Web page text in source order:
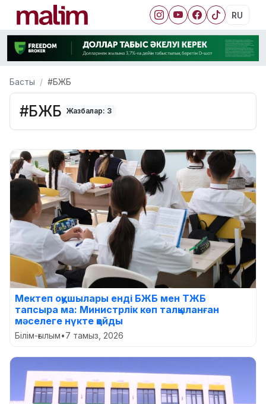
RU
Басты #БЖБ
#БЖБ Жазбалар: 3
Мектеп оқушылары енді БЖБ мен ТЖБ
тапсыра ма: Министрлік көп талқыланған
мәселеге нүкте қойды
Білім-ғылым•7 тамыз, 2026